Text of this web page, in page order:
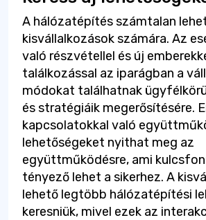
A hálózatépítés számtalan
kisvállalkozások számára. Az
való részvétellel és új
találkozással az iparágban a
módokat találhatnak
és stratégiáik megerősítésére.
kapcsolatokkal való
lehetőségeket nyithat meg az
együttműködésre, ami
tényező lehet a sikerhez. A
lehető legtöbb hálózatépítési
keresniük, mivel ezek az